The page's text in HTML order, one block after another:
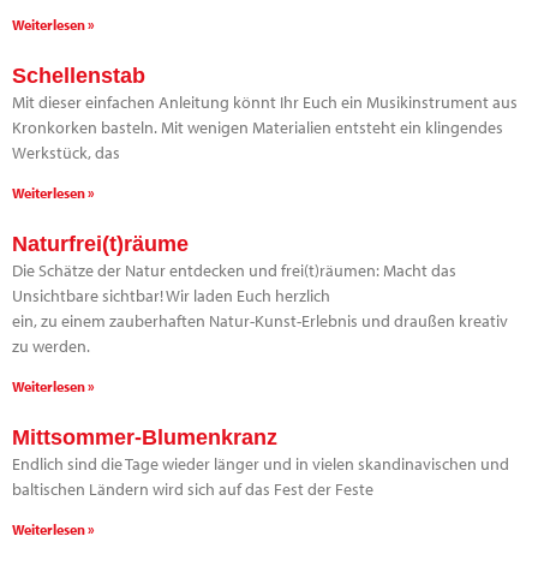
Weiterlesen »
Schellenstab
Mit dieser einfachen Anleitung könnt Ihr Euch ein Musikinstrument aus
Kronkorken basteln. Mit wenigen Materialien entsteht ein klingendes
Werkstück, das
Weiterlesen »
Naturfrei(t)räume
Die Schätze der Natur entdecken und frei(t)räumen: Macht das
Unsichtbare sichtbar! Wir laden Euch herzlich
ein, zu einem zauberhaften Natur-Kunst-Erlebnis und draußen kreativ
zu werden.
Weiterlesen »
Mittsommer-Blumenkranz
Endlich sind die Tage wieder länger und in vielen skandinavischen und
baltischen Ländern wird sich auf das Fest der Feste
Weiterlesen »